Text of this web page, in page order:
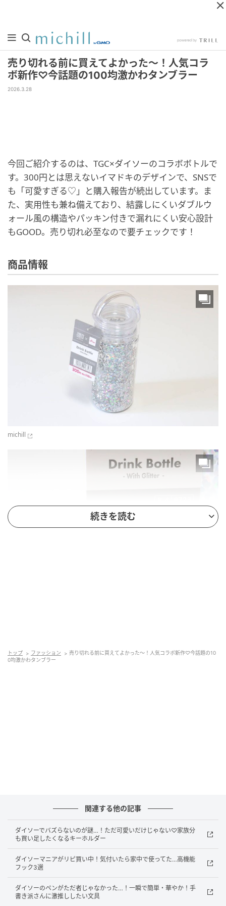
売り切れる前に買えてよかった～！人気コラ
ボ新作♡今話題の100均激かわタンブラー
2026.3.28
今回ご紹介するのは、TGC×ダイソーのコラボボトルで
す。300円とは思えないイマドキのデザインで、SNSで
も「可愛すぎる♡」と購入報告が続出しています。ま
た、実用性も兼ね備えており、結露しにくいダブルウ
ォール風の構造やパッキン付きで漏れにくい安心設計
もGOOD。売り切れ必至なので要チェックです！
商品情報
michill
続きを読む
トップ ファッション
売り切れる前に買えてよかった～！人気コラボ新作♡今話題の10
0均激かわタンブラー
関連する他の記事
ダイソーでバズらないのが謎…！ただ可愛いだけじゃない♡家族分
も買い足したくなるキーホルダー
ダイソーマニアがリピ買い中！気付いたら家中で使ってた…高機能
フック3選
ダイソーのペンがただ者じゃなかった…！一瞬で簡単・華やか！手
書き派さんに激推ししたい文具